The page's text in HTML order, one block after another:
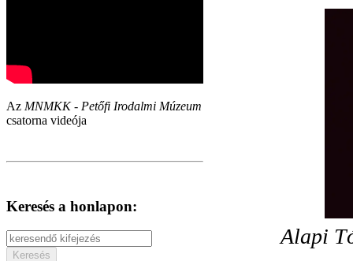
Az MNMKK - Petőfi Irodalmi Múzeum
csatorna videója
Keresés a honlapon:
Alapi